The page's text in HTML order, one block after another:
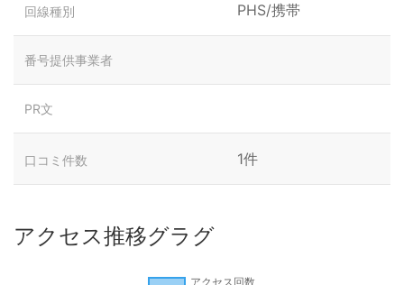
回線種別 PHS/携帯
番号提供事業者
PR文
口コミ件数 1件
アクセス推移グラグ